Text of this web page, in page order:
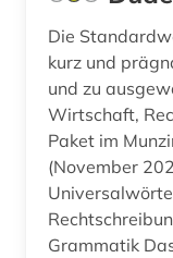
Tuerkei (1)
USA (1)
Ungarn (2)
Die
kurz und
und zu
Wirtschaft,
Paket im
(November 2025)
Grammatik